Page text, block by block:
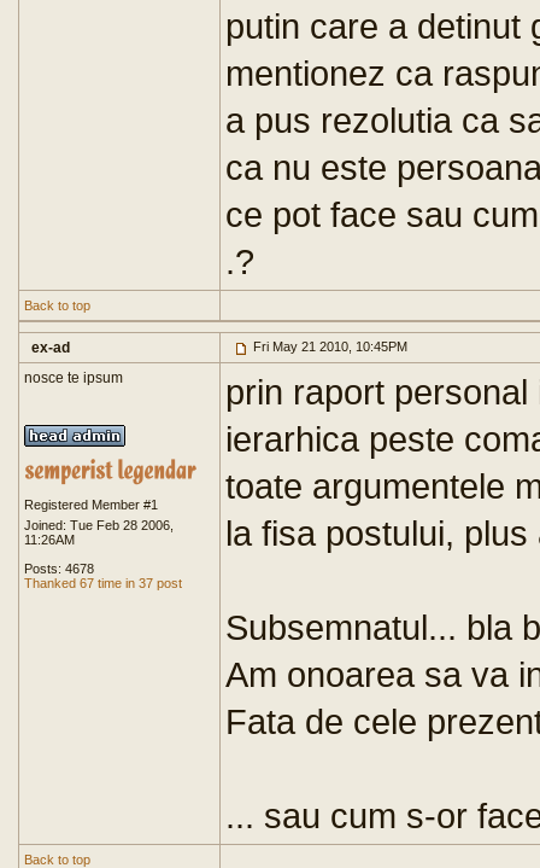
putin care a detinut
mentionez ca
a pus rezolutia ca
ca nu este
ce pot face sau
.?
Back to top
ex-ad Fri May 21 2010, 10:45PM
nosce te ipsum
Registered Member #1
Joined: Tue Feb 28 2006,
11:26AM
Posts: 4678
Thanked 67 time in 37 post
prin raport
ierarhica peste
toate argumentele
la fisa postului,
Subsemnatul... bla
Am onoarea sa va
Fata de cele
... sau cum s-or
Back to top